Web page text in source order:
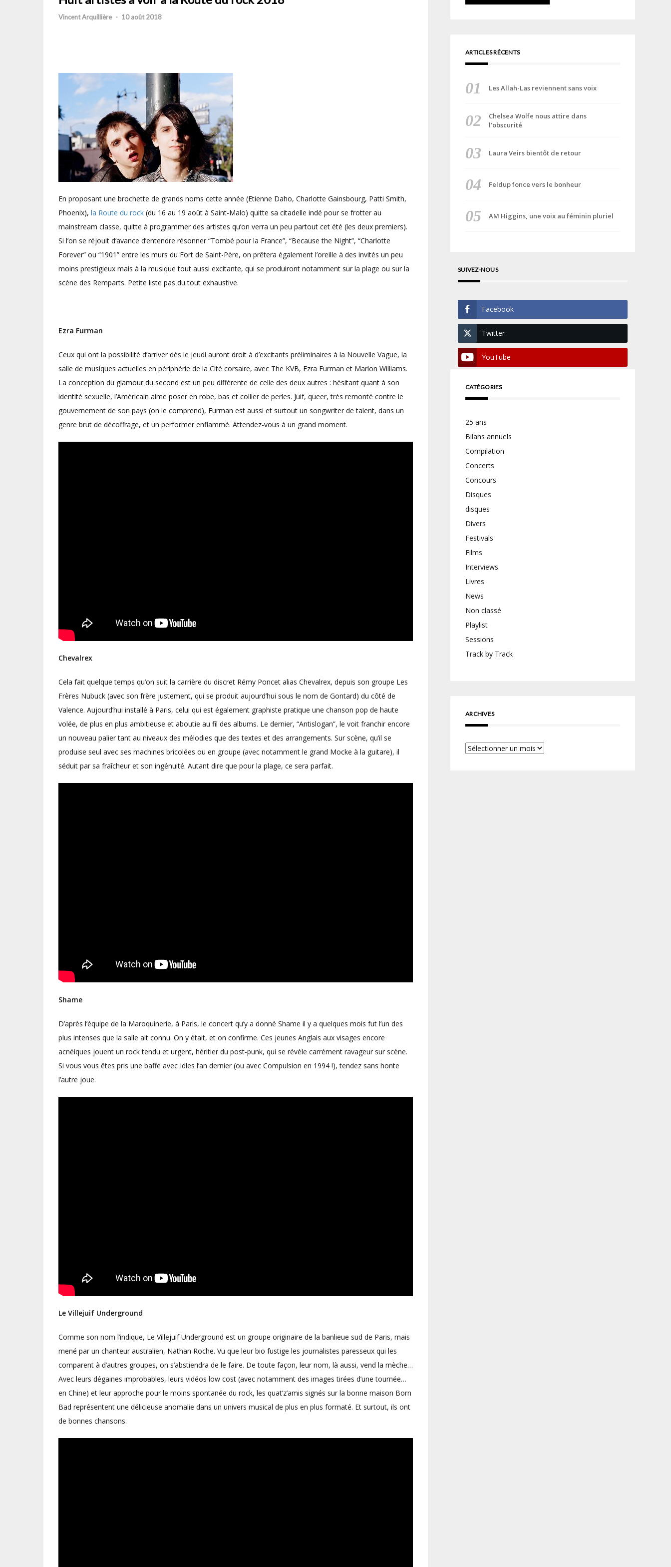
Vincent Arquillière - 10 août 2018
En proposant une brochette de grands noms cette année (Etienne Daho, Charlotte Gainsbourg, Patti Smith,
Phoenix), la Route du rock (du 16 au 19 août à Saint-Malo) quitte sa citadelle indé pour se frotter au
mainstream classe, quitte à programmer des artistes qu’on verra un peu partout cet été (les deux premiers).
Si l’on se réjouit d’avance d’entendre résonner “Tombé pour la France”, “Because the Night”, “Charlotte
Forever” ou “1901” entre les murs du Fort de Saint-Père, on prêtera également l’oreille à des invités un peu
moins prestigieux mais à la musique tout aussi excitante, qui se produiront notamment sur la plage ou sur la
scène des Remparts. Petite liste pas du tout exhaustive.
Ezra Furman
Ceux qui ont la possibilité d’arriver dès le jeudi auront droit à d’excitants préliminaires à la Nouvelle Vague, la
salle de musiques actuelles en périphérie de la Cité corsaire, avec The KVB, Ezra Furman et Marlon Williams.
La conception du glamour du second est un peu différente de celle des deux autres : hésitant quant à son
identité sexuelle, l’Américain aime poser en robe, bas et collier de perles. Juif, queer, très remonté contre le
gouvernement de son pays (on le comprend), Furman est aussi et surtout un songwriter de talent, dans un
genre brut de décoffrage, et un performer enflammé. Attendez-vous à un grand moment.
Chevalrex
Cela fait quelque temps qu’on suit la carrière du discret Rémy Poncet alias Chevalrex, depuis son groupe Les
Frères Nubuck (avec son frère justement, qui se produit aujourd’hui sous le nom de Gontard) du côté de
Valence. Aujourd’hui installé à Paris, celui qui est également graphiste pratique une chanson pop de haute
volée, de plus en plus ambitieuse et aboutie au fil des albums. Le dernier, “Antislogan”, le voit franchir encore
un nouveau palier tant au niveaux des mélodies que des textes et des arrangements. Sur scène, qu’il se
produise seul avec ses machines bricolées ou en groupe (avec notamment le grand Mocke à la guitare), il
séduit par sa fraîcheur et son ingénuité. Autant dire que pour la plage, ce sera parfait.
Shame
D’après l’équipe de la Maroquinerie, à Paris, le concert qu’y a donné Shame il y a quelques mois fut l’un des
plus intenses que la salle ait connu. On y était, et on confirme. Ces jeunes Anglais aux visages encore
acnéiques jouent un rock tendu et urgent, héritier du post-punk, qui se révèle carrément ravageur sur scène.
Si vous vous êtes pris une baffe avec Idles l’an dernier (ou avec Compulsion en 1994 !), tendez sans honte
l’autre joue.
Le Villejuif Underground
Comme son nom l’indique, Le Villejuif Underground est un groupe originaire de la banlieue sud de Paris, mais
mené par un chanteur australien, Nathan Roche. Vu que leur bio fustige les journalistes paresseux qui les
comparent à d’autres groupes, on s’abstiendra de le faire. De toute façon, leur nom, là aussi, vend la mèche…
Avec leurs dégaines improbables, leurs vidéos low cost (avec notamment des images tirées d’une tournée…
en Chine) et leur approche pour le moins spontanée du rock, les quat’z’amis signés sur la bonne maison Born
Bad représentent une délicieuse anomalie dans un univers musical de plus en plus formaté. Et surtout, ils ont
de bonnes chansons.
ARTICLES RÉCENTS
Les Allah-Las reviennent sans voix
Chelsea Wolfe nous attire dans
l’obscurité
Laura Veirs bientôt de retour
Feldup fonce vers le bonheur
AM Higgins, une voix au féminin pluriel
SUIVEZ-NOUS
Facebook
Twitter
YouTube
CATÉGORIES
25 ans
Bilans annuels
Compilation
Concerts
Concours
Disques
disques
Divers
Festivals
Films
Interviews
Livres
News
Non classé
Playlist
Sessions
Track by Track
ARCHIVES
Archives